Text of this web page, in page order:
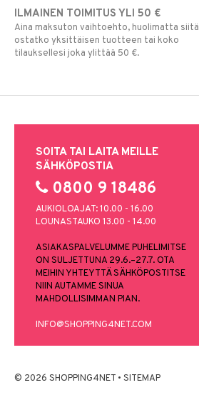
ILMAINEN TOIMITUS YLI 50 €
Aina maksuton vaihtoehto, huolimatta siitä
ostatko yksittäisen tuotteen tai koko
tilauksellesi joka ylittää 50 €.
SOITA TAI LAITA MEILLE
SÄHKÖPOSTIA
0800 9 18486
AUKIOLOAJAT: 10.00 - 16.00
LOUNASTAUKO 13.00 - 14.00
ASIAKASPALVELUMME PUHELIMITSE
ON SULJETTUNA 29.6.–27.7. OTA
MEIHIN YHTEYTTÄ SÄHKÖPOSTITSE
NIIN AUTAMME SINUA
MAHDOLLISIMMAN PIAN.
INFO@SHOPPING4NET.COM
© 2026 SHOPPING4NET • SITEMAP